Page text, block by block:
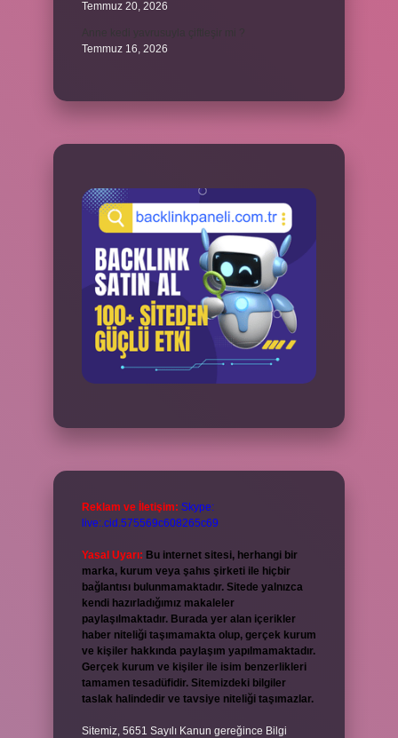
Temmuz 20, 2026
Temmuz 16, 2026
Reklam ve İletişim: Skype:
live:.cid.575569c608265c69
Yasal Uyarı: Bu internet sitesi, herhangi bir
marka, kurum veya şahıs şirketi ile hiçbir
bağlantısı bulunmamaktadır. Sitede yalnızca
kendi hazırladığımız makaleler
paylaşılmaktadır. Burada yer alan içerikler
haber niteliği taşımamakta olup, gerçek kurum
ve kişiler hakkında paylaşım yapılmamaktadır.
Gerçek kurum ve kişiler ile isim benzerlikleri
tamamen tesadüfidir. Sitemizdeki bilgiler
taslak halindedir ve tavsiye niteliği taşımazlar.
Sitemiz, 5651 Sayılı Kanun gereğince Bilgi